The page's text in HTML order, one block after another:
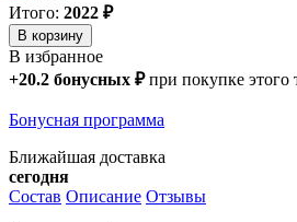
Итого: 2022 ₽
В корзину
В избранное
+20.2 бонусных ₽ при покупке этого
Бонусная программа
Ближайшая доставка
сегодня
Состав Описание Отзывы